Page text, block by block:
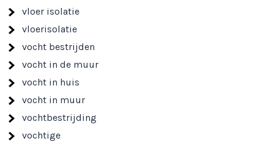
vloer isolatie
vloerisolatie
vocht bestrijden
vocht in de muur
vocht in huis
vocht in muur
vochtbestrijding
vochtige